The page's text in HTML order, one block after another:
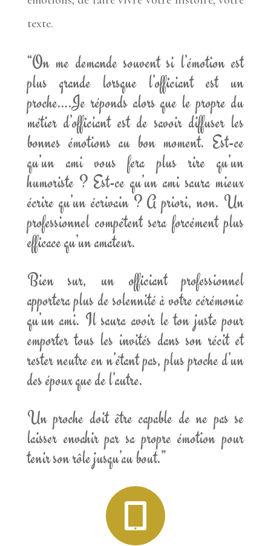
texte.
“On me demande souvent si l’émotion est
plus grandelorsque l’officiant est un
proche….Je réponds alors que le propre du
métier d’officiant est de savoir diffuser les
bonnes émotions au bon moment. Est-ce
qu’un ami vous fera plus rire qu’un
humoriste ? Est-ce qu’un ami saura mieux
écrire qu’un écrivain ? A priori, non. Un
professionnel compétent sera forcément plus
efficace qu’un amateur.
Bien sur, un officiant professionnel
apportera plus de solennité à votre cérémonie
qu’un ami. Il saura avoir le ton juste pour
emporter tous les invités dans son récit et
rester neutre en n’étant pas, plus proche d’un
des époux que de l’autre.
Un proche doit être capable de ne pas se
laisser envahir par sa propre émotion pour
tenir son rôle jusqu’au bout.”